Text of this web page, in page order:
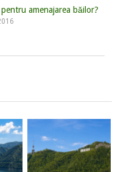
amenajarea băilor?